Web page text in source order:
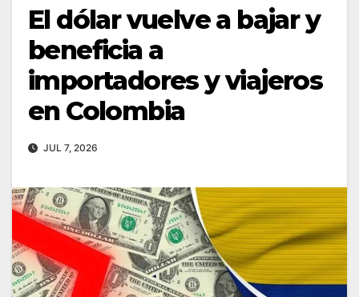
El dólar vuelve a bajar y
beneficia a
importadores y viajeros
en Colombia
JUL 7, 2026